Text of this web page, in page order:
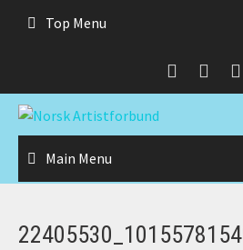
Top Menu
Main Menu